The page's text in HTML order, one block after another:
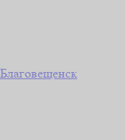
Благовещенск